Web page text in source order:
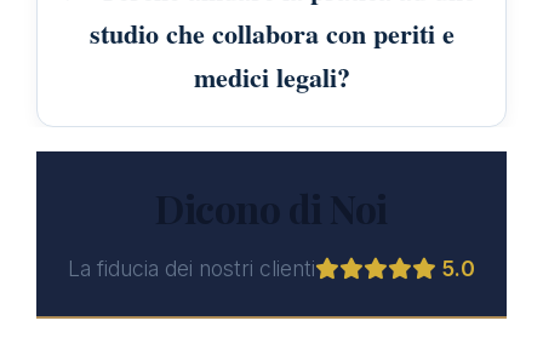
studio che collabora con periti e
medici legali?
La fiducia dei nostri clienti 5.0